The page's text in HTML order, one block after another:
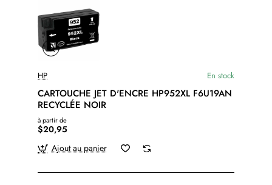
HP En stock
CARTOUCHE JET D'ENCRE HP952XL F6U19AN
RECYCLÉE NOIR
à partir de
$20,95
Ajout au panier